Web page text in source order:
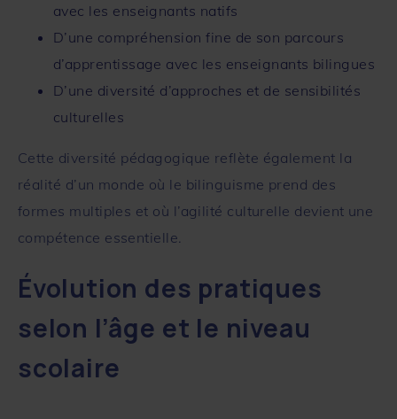
avec les enseignants natifs
D’une compréhension fine de son parcours
d’apprentissage avec les enseignants bilingues
D’une diversité d’approches et de sensibilités
culturelles
Cette diversité pédagogique reflète également la
réalité d’un monde où le bilinguisme prend des
formes multiples et où l’agilité culturelle devient une
compétence essentielle.
Évolution des pratiques
selon l’âge et le niveau
scolaire